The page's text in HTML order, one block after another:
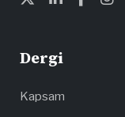
Dergi
Kapsam